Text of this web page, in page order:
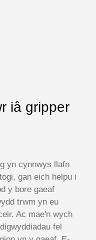
iâ gripper
yn cynnwys llafn
gan eich helpu i
y bore gaeaf
trwm yn eu
Ac mae'n wych
fel